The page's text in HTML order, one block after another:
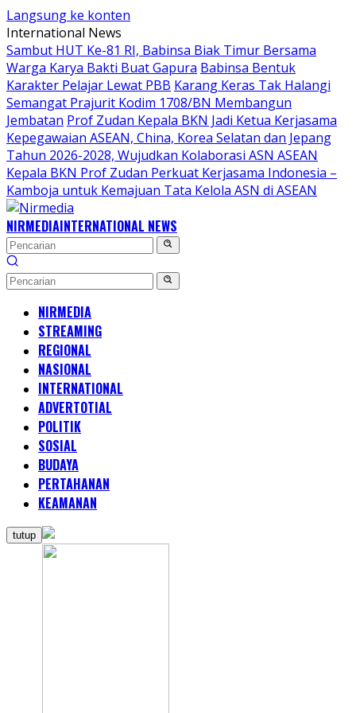
Langsung ke konten
International News
Sambut HUT Ke-81 RI, Babinsa Biak Timur Bersama
Warga Karya Bakti Buat Gapura Babinsa Bentuk
Karakter Pelajar Lewat PBB Karang Keras Tak Halangi
Semangat Prajurit Kodim 1708/BN Membangun
Jembatan Prof Zudan Kepala BKN Jadi Ketua Kerjasama
Kepegawaian ASEAN, China, Korea Selatan dan Jepang
Tahun 2026-2028, Wujudkan Kolaborasi ASN ASEAN
Kepala BKN Prof Zudan Perkuat Kerjasama Indonesia –
Kamboja untuk Kemajuan Tata Kelola ASN di ASEAN
NIRMEDIAINTERNATIONAL NEWS
NIRMEDIA
STREAMING
REGIONAL
NASIONAL
INTERNATIONAL
ADVERTOTIAL
POLITIK
SOSIAL
BUDAYA
PERTAHANAN
KEAMANAN
tutup